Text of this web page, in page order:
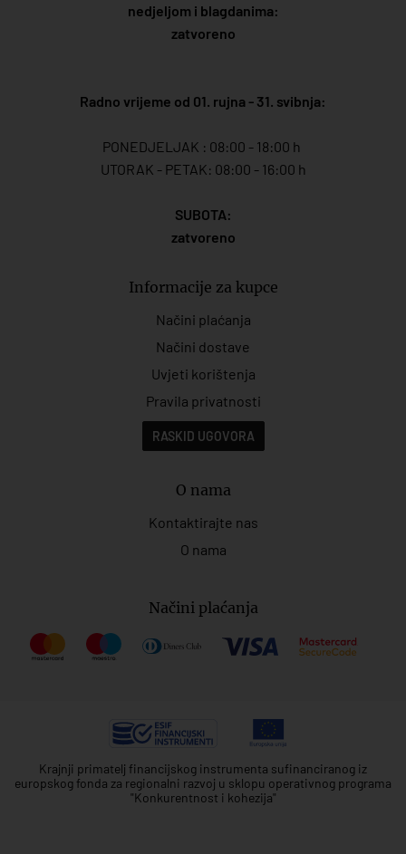
nedjeljom i blagdanima:
zatvoreno
Radno vrijeme od 01. rujna - 31. svibnja:
PONEDJELJAK : 08:00 - 18:00 h
UTORAK - PETAK: 08:00 - 16:00 h
SUBOTA:
zatvoreno
Informacije za kupce
Načini plaćanja
Načini dostave
Uvjeti korištenja
Pravila privatnosti
RASKID UGOVORA
O nama
Kontaktirajte nas
O nama
Načini plaćanja
Krajnji primatelj financijskog instrumenta sufinanciranog iz
europskog fonda za regionalni razvoj u sklopu operativnog programa
"Konkurentnost i kohezija"